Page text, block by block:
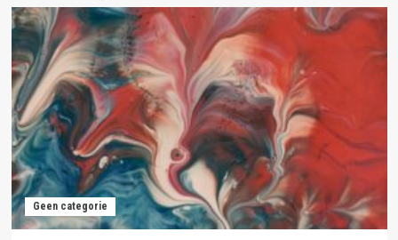
Geen categorie